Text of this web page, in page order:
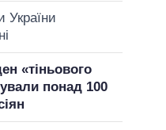
України
«тіньового
понад 100